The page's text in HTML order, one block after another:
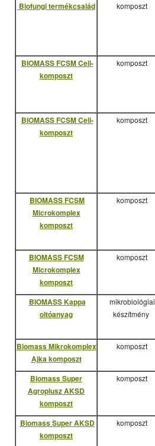
Biofungi termékcsalád komposzt
BIOMASS FCSM Cell-
komposzt
komposzt
BIOMASS FCSM Cell-
komposzt
komposzt
BIOMASS FCSM
Microkomplex
komposzt
komposzt
BIOMASS FCSM
Microkomplex
komposzt
komposzt
BIOMASS Kappa
oltóanyag
mikrobiológiai
készítmény
Biomass Mikrokomplex
Ajka komposzt
komposzt
Biomass Super
Agroplusz AKSD
komposzt
komposzt
Biomass Super AKSD
komposzt
komposzt